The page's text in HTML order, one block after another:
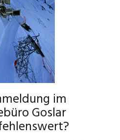
im
Goslar